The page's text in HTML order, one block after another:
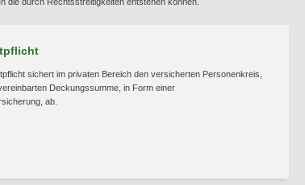
sichert im privaten Bereich den versicherten Personenkreis,
Deckungssumme, in Form einer
ab.